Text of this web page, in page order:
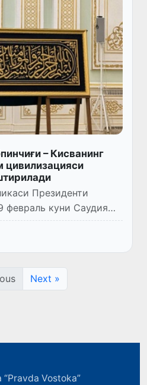
– Кисванинг
цивилизацияси
Президенти
февраль куни Саудия
ҳаж ва умра
бин Фавзон ар-Рабиа
қабул...
Next »
“Pravda Vostoka”